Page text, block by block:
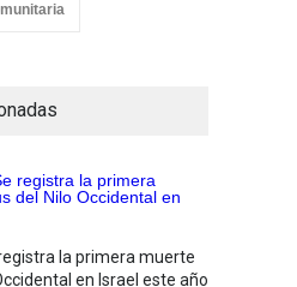
la primera muerte
en Israel este año